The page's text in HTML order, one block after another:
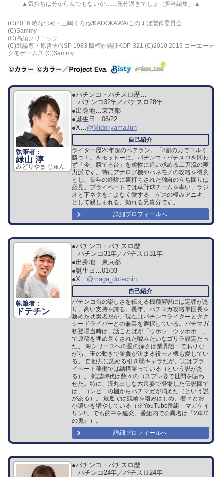
▲気持ちは分からんでもないが……充分過ぎでしょ（担当編集）▲
(C)2016 暁なつめ・三嶋くろね/KADOKAWA/このすば製作委員会
(C)Sammy
(C)高須クリニック
(C)武論尊・原哲夫/NSP 1983 版権許諾証KOP-321 (C)2010-2013 コーエーテ
クモゲームス (C)Sammy
緑山 淳
みどりやま じゅん
●パチンコ・パチスロ歴…
パチンコ32年／パチスロ28年
●出身地…東京都
●誕生日…06/22
●X…@MidoriyamaJun
ライター歴20年超のベテラン。「8割の力でユルく
勝つ！」をモットーに、パチンコ・パチスロを問わ
ず「今、勝てる台」を柔軟に追い求める二刀流の実
力派です。特にアナログ機やハネモノの攻略を得意
とし、長年の経験に裏打ちされた独自の立ち回りは
必見。プライベートでは草野球チームを率い、ラジ
オと下ネタをこよなく愛する「ゲスの極みアニキ」
として親しまれる、頼れる兄貴分です。
詳細プロフィールへ
ドテチン
●パチンコ・パチスロ歴…
パチンコ31年／パチスロ31年
●出身地…東京都
●誕生日…01/03
●X…@maga_dotechin
パチンコ台の楽しさを伝える機種解説には定評があ
り、高い支持を誇る。長年、パチマガ攻略軍団長を
務めた功労者だが、現在はパチンコライターとタク
シードライバーとの兼業を選択している。パチマガ
初登場当時は、話ことばが「ウホッ…ウッホホ…」
で原稿を埋め尽くされた嘘みたいなゴリラ設定だっ
た。 海シリーズへの愛の深さは業界随一でありな
がら、玉の動きで勝負が決まる役モノ機も愛してい
る。 自他共に認める引き弱キャラだが、実はプラ
イベート稼働では結構勝っている（という説があ
る）。 雑誌時代は数々のコスプレ姿で世間を賑わ
せた。特に、漢丸出しな六尺姿で登場した伝説回で
は、コンビニの棚からパチマガが消えた（という説
がある）。 最近では競輪を嗜みはじめ、着々とお
小遣いを増やしている（※YouTube番組「マガケイ
リン!!」でも的中を連発。番組内での異名は『2車単
の鬼』）。
詳細プロフィールへ
●パチンコ・パチスロ歴…
パチンコ24年／パチスロ24年